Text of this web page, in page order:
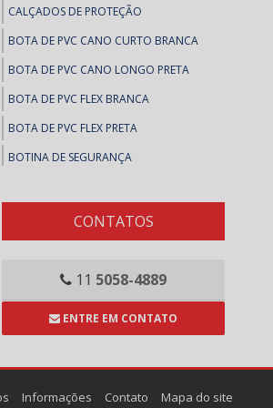
CALÇADOS DE PROTEÇÃO
BOTA DE PVC CANO CURTO BRANCA
BOTA DE PVC CANO LONGO PRETA
BOTA DE PVC FLEX BRANCA
BOTA DE PVC FLEX PRETA
BOTINA DE SEGURANÇA
SAPATO DE SEGURANÇA
SAPATOS DE SEGURANÇA
COLAS E ADESIVOS
ADESIVOS, FITAS E MASSA CALAFETAR
ARALDITE
BRASCOVED
CONTATOS
11 5058-4889
ENTRE EM CONTATO
Informações Contato Mapa do site